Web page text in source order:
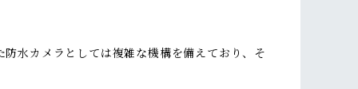
水カメラとしては複雑な機構を備えており、そ